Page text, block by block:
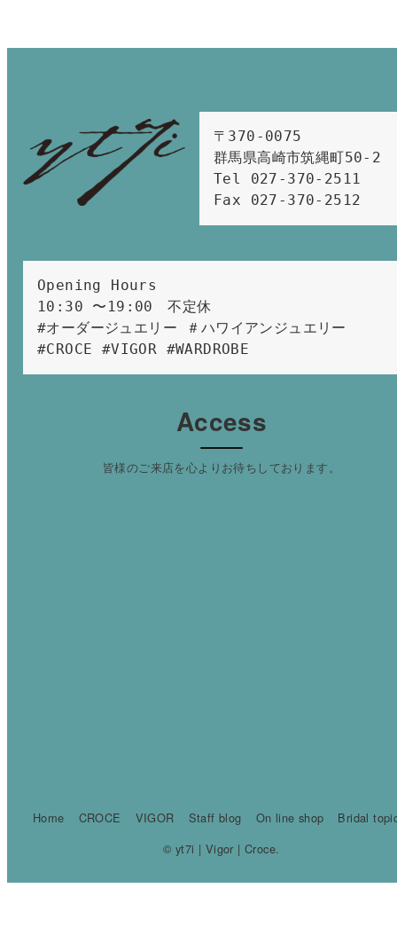
〒370-0075
群馬県高崎市筑縄町50-2
Tel 027-370-2511
Fax 027-370-2512
Opening Hours
10:30 〜19:00　不定休
#オーダージュエリー ＃ハワイアンジュエリー
#CROCE #VIGOR #WARDROBE
Access
皆様のご来店を心よりお待ちしております。
Home CROCE VIGOR Staff blog On line shop
Bridal
© yt7i | Vigor | Croce.